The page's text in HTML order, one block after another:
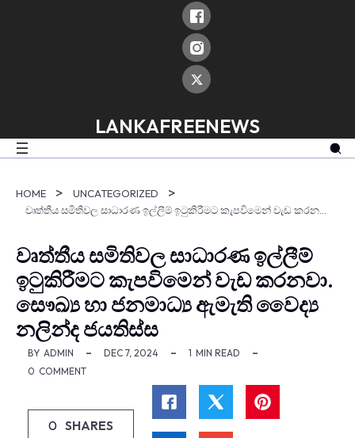
LANKAFREENEWS
HOME
UNCATEGORIZED
වෘත්තීය සමිතිවල සාධාරණ ඉල්ලීම්
ඉටුකිරීමට කැපවිමෙන් වැඩ කරනවා.
සෞඛ්‍ය හා ජනමාධ්‍ය ඇමැති වෛද්‍ය
නලින්ද ජයතිස්ස
BY ADMIN DEC 7, 2024 1 MIN READ
0 COMMENT
0 SHARES